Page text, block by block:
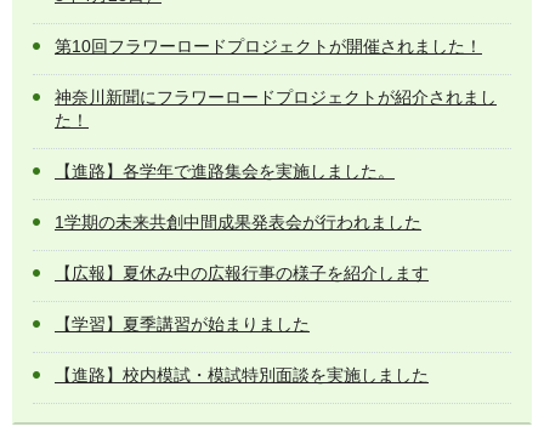
第10回フラワーロードプロジェクトが開催されました！
神奈川新聞にフラワーロードプロジェクトが紹介されまし
た！
【進路】各学年で進路集会を実施しました。
1学期の未来共創中間成果発表会が行われました
【広報】夏休み中の広報行事の様子を紹介します
【学習】夏季講習が始まりました
【進路】校内模試・模試特別面談を実施しました